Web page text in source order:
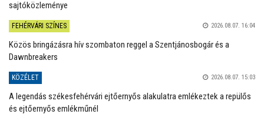
sajtóközleménye
FEHÉRVÁRI SZÍNES 2026.08.07. 16:04
Közös bringázásra hív szombaton reggel a Szentjánosbogár és a
Dawnbreakers
KÖZÉLET 2026.08.07. 15:03
A legendás székesfehérvári ejtőernyős alakulatra emlékeztek a repülős
és ejtőernyős emlékműnél